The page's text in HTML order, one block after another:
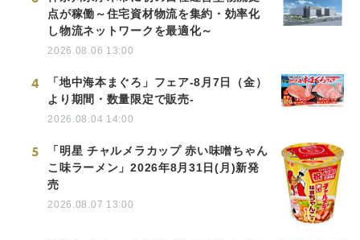
点が稼働～住宅資材物流を集約・効率化
し物流ネットワークを最適化～
2026.08.06 13:00
4
「地中海本まぐろ」フェア-8月7日（金）
より期間・数量限定で販売-
2026.08.04 14:00
5
「明星 チャルメラカップ 赤い味噌ちゃん
こ味ラーメン」2026年8月31日(月)新発
売
2026.08.07 13:00